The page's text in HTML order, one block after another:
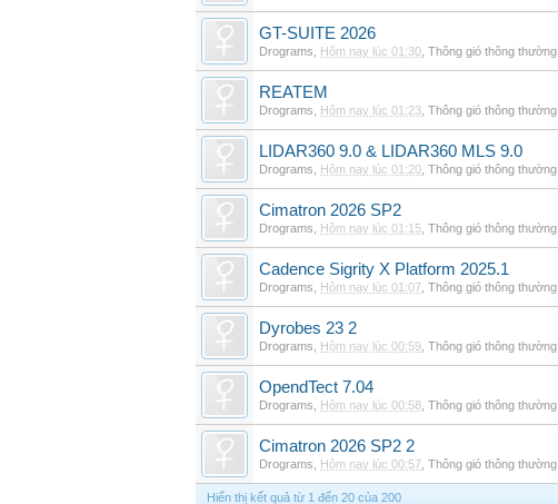
GT-SUITE 2026
Drograms Hôm nay lúc 01:30 Thông gió thông thường
REATEM
Drograms Hôm nay lúc 01:23 Thông gió thông thường
LIDAR360 9.0 & LIDAR360 MLS 9.0
Drograms Hôm nay lúc 01:20 Thông gió thông thường
Cimatron 2026 SP2
Drograms Hôm nay lúc 01:15 Thông gió thông thường
Cadence Sigrity X Platform 2025.1
Drograms Hôm nay lúc 01:07 Thông gió thông thường
Dyrobes 23 2
Drograms Hôm nay lúc 00:59 Thông gió thông thường
OpendTect 7.04
Drograms Hôm nay lúc 00:58 Thông gió thông thường
Cimatron 2026 SP2 2
Drograms Hôm nay lúc 00:57 Thông gió thông thường
Hiển thị kết quả từ 1 đến 20 của 200